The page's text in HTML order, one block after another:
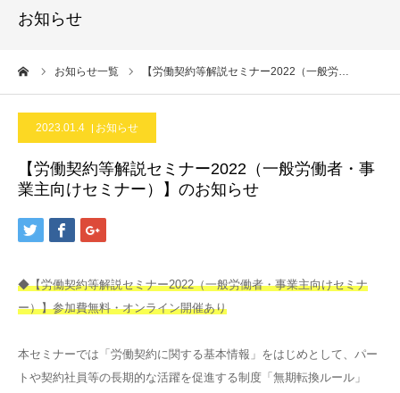
お知らせ
お知らせ一覧 【労働契約等解説セミナー2022（一般労…
2023.01.4 お知らせ
【労働契約等解説セミナー2022（一般労働者・事
業主向けセミナー）】のお知らせ
◆【労働契約等解説セミナー2022（一般労働者・事業主向けセミナ
ー）】参加費無料・オンライン開催あり
本セミナーでは「労働契約に関する基本情報」をはじめとして、パー
トや契約社員等の長期的な活躍を促進する制度「無期転換ルール」
0984-23-4121